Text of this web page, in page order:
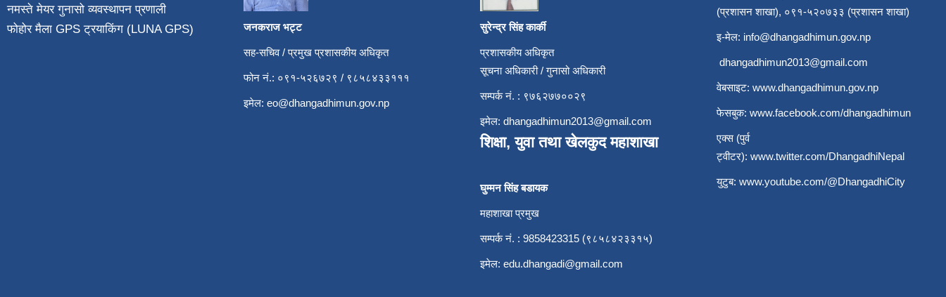
नमस्ते मेयर गुनासो व्यवस्थापन प्रणाली
फोहोर मैला GPS ट्रयाकिंग (LUNA GPS)
जनकराज भट्ट
सह-सचिव / प्रमुख प्रशासकीय अधिकृत
फोन नं.: ०९१-५२६७२९ / ९८५८४३३१११
इमेल: eo@dhangadhimun.gov.np
सुरेन्द्र सिंह कार्की
प्रशासकीय अधिकृत
सूचना अधिकारी / गुनासो अधिकारी
सम्पर्क नं. : ९७६२७७००२९
इमेल: dhangadhimun2013@gmail.com
शिक्षा, युवा तथा खेलकुद महाशाखा
घुम्मन सिंह बडायक
महाशाखा प्रमुख
सम्पर्क नं. : 9858423315 (९८५८४२३३१५)
इमेल: edu.dhangadi@gmail.com
(प्रशासन शाखा), ०९१-५२०७३३ (प्रशासन शाखा)
इ-मेल: info@dhangadhimun.gov.np
dhangadhimun2013@gmail.com
वेबसाइट: www.dhangadhimun.gov.np
फेसबुक: www.facebook.com/dhangadhimun
एक्स (पुर्व
ट्वीटर): www.twitter.com/DhangadhiNepal
युटुब: www.youtube.com/@DhangadhiCity